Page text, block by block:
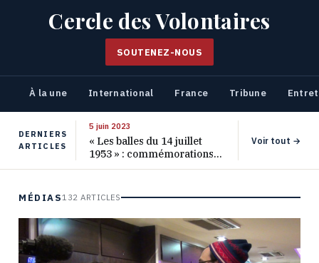
Cercle des Volontaires
SOUTENEZ-NOUS
À la une International France Tribune
DERNIERS
ARTICLES
5 juin 2023
« Les balles du 14 juillet
1953 » : commémorations
pour les 70 ans de ce
Voir tout →
MÉDIAS132 ARTICLES